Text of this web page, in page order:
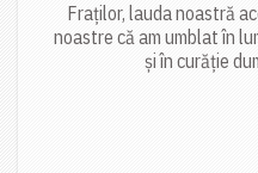
Fraților, lauda noastră
noastre că am umblat în
și în curăție